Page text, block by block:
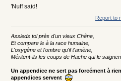
'Nuff said!
Report to
Assieds toi près d'un vieux Chêne,
Et compare le à la race humaine,
L'oxygène et l'ombre qu'il t'amène,
Méritent-ils les coups de Hache qui le
Un appendice ne sert pas forcément à
appendices servent